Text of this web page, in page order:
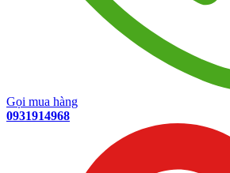
Gọi mua hàng
0931914968